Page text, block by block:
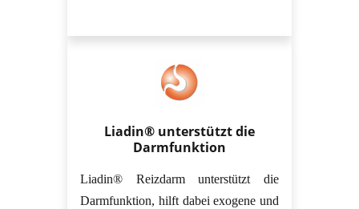
Liadin® unterstützt die
Darmfunktion
Liadin® Reizdarm unterstützt die
Darmfunktion, hilft dabei exogene und